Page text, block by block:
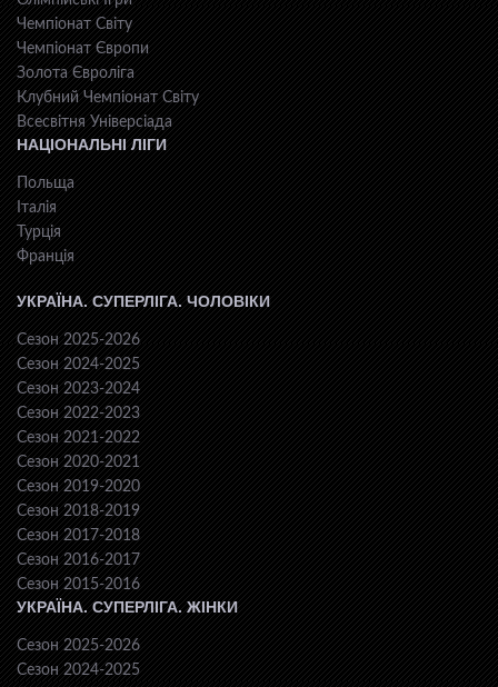
Чемпіонат Світу
Чемпіонат Європи
Золота Євроліга
Клубний Чемпіонат Світу
Всесвiтня Унiверсiaда
НАЦІОНАЛЬНІ ЛІГИ
Польща
Італія
Турція
Франція
УКРАЇНА. СУПЕРЛІГА. ЧОЛОВІКИ
Сезон 2025-2026
Сезон 2024-2025
Сезон 2023-2024
Сезон 2022-2023
Сезон 2021-2022
Сезон 2020-2021
Сезон 2019-2020
Сезон 2018-2019
Сезон 2017-2018
Сезон 2016-2017
Сезон 2015-2016
УКРАЇНА. СУПЕРЛІГА. ЖІНКИ
Сезон 2025-2026
Сезон 2024-2025